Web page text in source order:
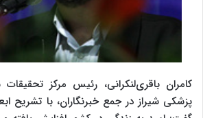
کامران باقری‌لنکرانی، رئیس مرکز
پزشکی شیراز در جمع خبرنگاران، با تشریح